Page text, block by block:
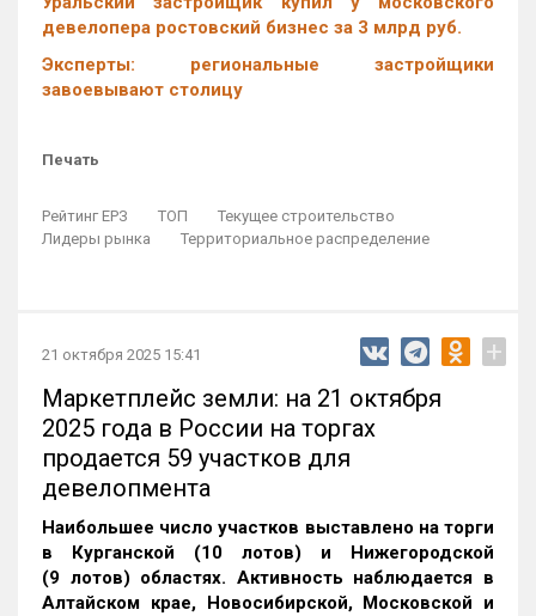
девелопера ростовский бизнес за 3 млрд руб.
Эксперты: региональные застройщики
завоевывают столицу
Печать
Рейтинг ЕРЗ ТОП
Текущее строительство
Лидеры рынка
Территориальное распределение
21 октября 2025 15:41 +
Маркетплейс земли: на 21 октября
2025 года в России на торгах
продается 59 участков для
девелопмента
Наибольшее число участков выставлено на торги
в Курганской (10 лотов) и Нижегородской
(9 лотов) областях. Активность наблюдается в
Алтайском крае, Новосибирской, Московской и